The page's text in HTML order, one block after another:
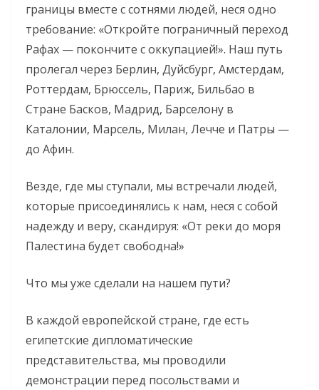
границы вместе с сотнями людей, неся одно
требование: «Откройте пограничный переход
Рафах — покончите с оккупацией!». Наш путь
пролегал через Берлин, Дуйсбург, Амстердам,
Роттердам, Брюссель, Париж, Бильбао в
Стране Басков, Мадрид, Барселону в
Каталонии, Марсель, Милан, Лечче и Патры —
до Афин.
Везде, где мы ступали, мы встречали людей,
которые присоединялись к нам, неся с собой
надежду и веру, скандируя: «От реки до моря
Палестина будет свободна!»
Что мы уже сделали на нашем пути?
В каждой европейской стране, где есть
египетские дипломатические
представительства, мы проводили
демонстрации перед посольствами и